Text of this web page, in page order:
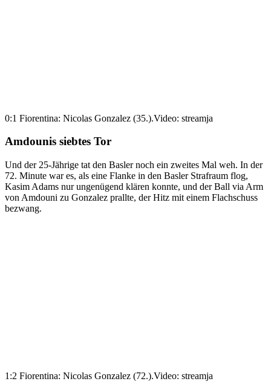
0:1 Fiorentina: Nicolas Gonzalez (35.).Video: streamja
Amdounis siebtes Tor
Und der 25-Jährige tat den Basler noch ein zweites Mal weh. In der
72. Minute war es, als eine Flanke in den Basler Strafraum flog,
Kasim Adams nur ungenügend klären konnte, und der Ball via Arm
von Amdouni zu Gonzalez prallte, der Hitz mit einem Flachschuss
bezwang.
1:2 Fiorentina: Nicolas Gonzalez (72.).Video: streamja